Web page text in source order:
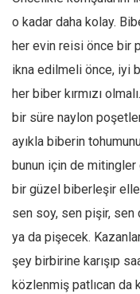
o kadar daha kolay.
her evin reisi önce bir
ikna edilmeli önce, iyi
her biber kırmızı
bir süre naylon
ayıkla biberin
bunun için de mitingler
bir güzel biberleşir
sen soy, sen pişir, sen
ya da pişecek.
şey birbirine karışıp
közlenmiş patlıcan da